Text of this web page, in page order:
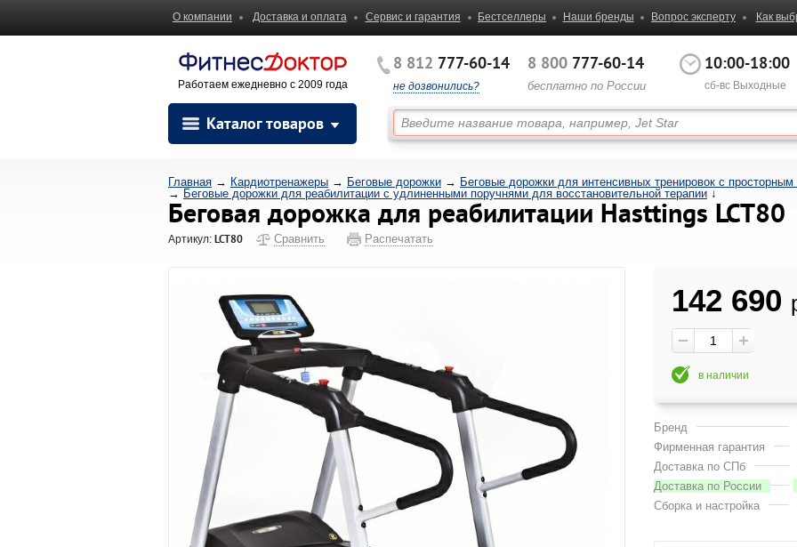
О компании Доставка и оплата Сервис и гарантия Бестселлеры Наши бренды Вопрос эксперту Как
Работаем ежедневно с 2009 года
8 812 777-60-14
не дозвонились?
8 800 777-60-14
бесплатно по России
10:00-18:00
сб-вс Выходные
Каталог товаров
Главная → Кардиотренажеры → Беговые дорожки → Беговые дорожки для интенсивных тренировок с просторным
→ Беговые дорожки для реабилитации с удлиненными поручнями для восстановительной терапии ↓
Беговая дорожка для реабилитации Hasttings LCT80
Артикул: LCT80 Сравнить Распечатать
142 690
в наличии
Бренд
Фирменная гарантия
Доставка по СПб
Доставка по России
Сборка и настройка